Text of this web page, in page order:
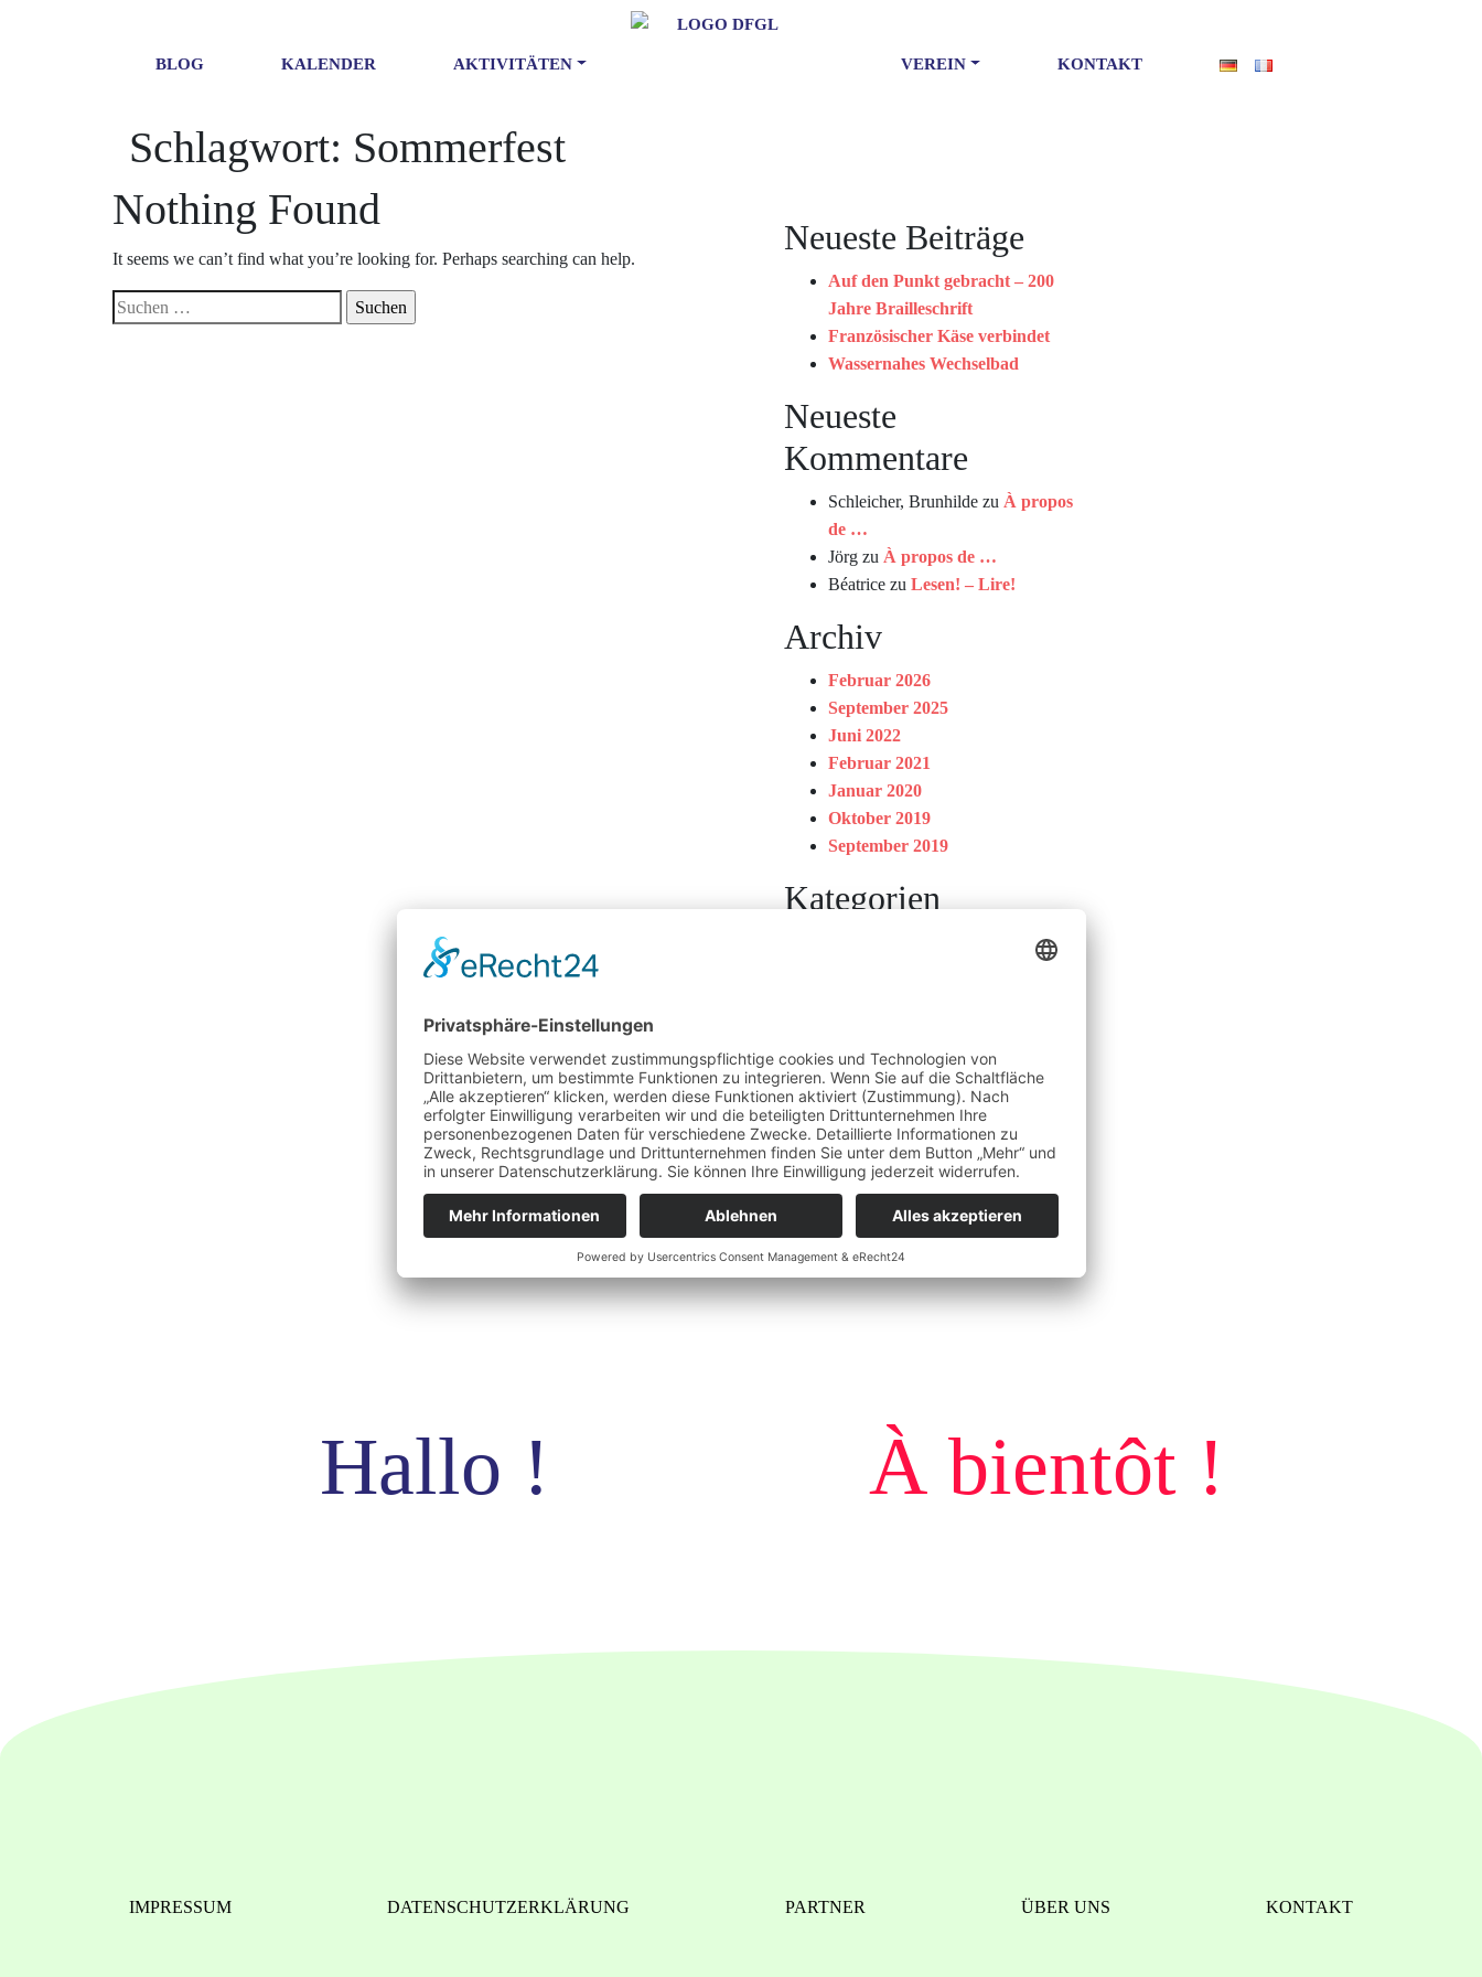
BLOG KALENDER AKTIVITÄTEN VEREIN KONTAKT
Schlagwort: Sommerfest
Nothing Found
It seems we can’t find what you’re looking for. Perhaps searching can help.
Suchen
nach:
Neueste Beiträge
Auf den Punkt gebracht – 200
Jahre Brailleschrift
Französischer Käse verbindet
Wassernahes Wechselbad
Neueste
Kommentare
Schleicher, Brunhilde zu À propos
de …
Jörg zu À propos de …
Béatrice zuLesen! – Lire!
Archiv
Februar 2026
September 2025
Juni 2022
Februar 2021
Januar 2020
Oktober 2019
September 2019
Kategorien
Reisen
Hallo ! À bientôt !
IMPRESSUM DATENSCHUTZERKLÄRUNG PARTNER ÜBER UNS KONTAKT